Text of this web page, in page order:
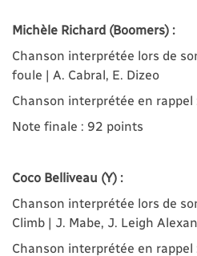
Michèle Richard (Boomers) :
Chanson interprétée lors de
foule | A. Cabral, E. Dizeo
Chanson interprétée en rappel
Note finale : 92 points
Coco Belliveau (Y) :
Chanson interprétée lors de
Climb | J. Mabe, J. Leigh
Chanson interprétée en